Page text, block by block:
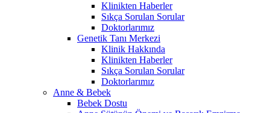
Klinikten Haberler
Sıkça Sorulan Sorular
Doktorlarımız
Genetik Tanı Merkezi
Klinik Hakkında
Klinikten Haberler
Sıkça Sorulan Sorular
Doktorlarımız
Anne & Bebek
Bebek Dostu